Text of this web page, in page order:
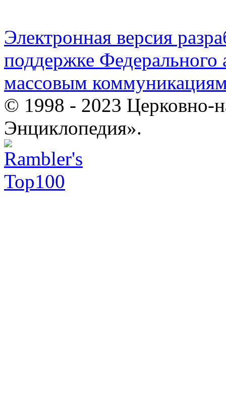
Электронная версия
поддержке Федерального
массовым
© 1998 - 2023 Церковно-
Энциклопедия».